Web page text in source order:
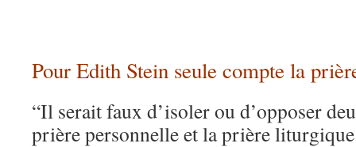
Pour Edith Stein seule compte la
“Il serait faux d’isoler ou d’opposer
prière personnelle et la prière